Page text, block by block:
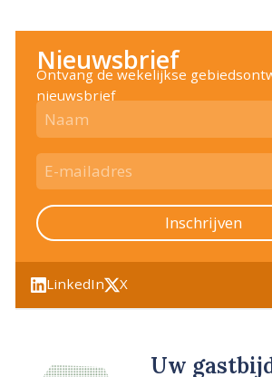
Nieuwsbrief
Ontvang de wekelijkse
nieuwsbrief
Inschrijven
LinkedIn X
Uw